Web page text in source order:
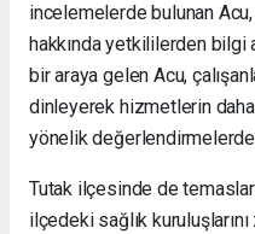
incelemelerde bulunan
hakkında yetkililerden bilgi
bir araya gelen Acu,
dinleyerek hizmetlerin
yönelik değerlendirmelerde
Tutak ilçesinde de
ilçedeki sağlık